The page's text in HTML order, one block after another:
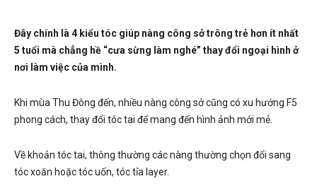
Đây chính là 4 kiểu tóc giúp nàng công sở trông trẻ hơn ít nhất
5 tuổi mà chẳng hề “cưa sừng làm nghé” thay đổi ngoại hình ở
nơi làm việc của mình.
Khi mùa Thu Đông đến, nhiều nàng công sở cũng có xu hướng F5
phong cách, thay đổi tóc tai để mang đến hình ảnh mới mẻ.
Về khoản tóc tai, thông thường các nàng thường chọn đổi sang
tóc xoăn hoặc tóc uốn, tóc tỉa layer.